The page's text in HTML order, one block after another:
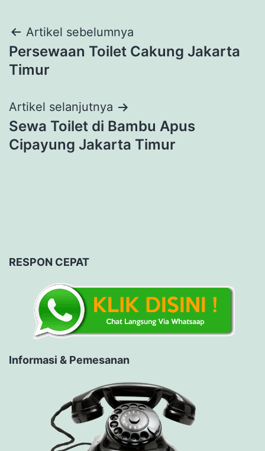
Navigasi
pos
Artikel sebelumnya
Persewaan Toilet Cakung Jakarta
Timur
Artikel selanjutnya
Sewa Toilet di Bambu Apus
Cipayung Jakarta Timur
RESPON CEPAT
Informasi & Pemesanan